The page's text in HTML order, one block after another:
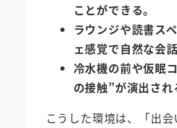
ことができる。
ラウンジや読書ス
ェ感覚で自然な会
冷水機の前や仮眠
の接触”が演出され
こうした環境は、「出